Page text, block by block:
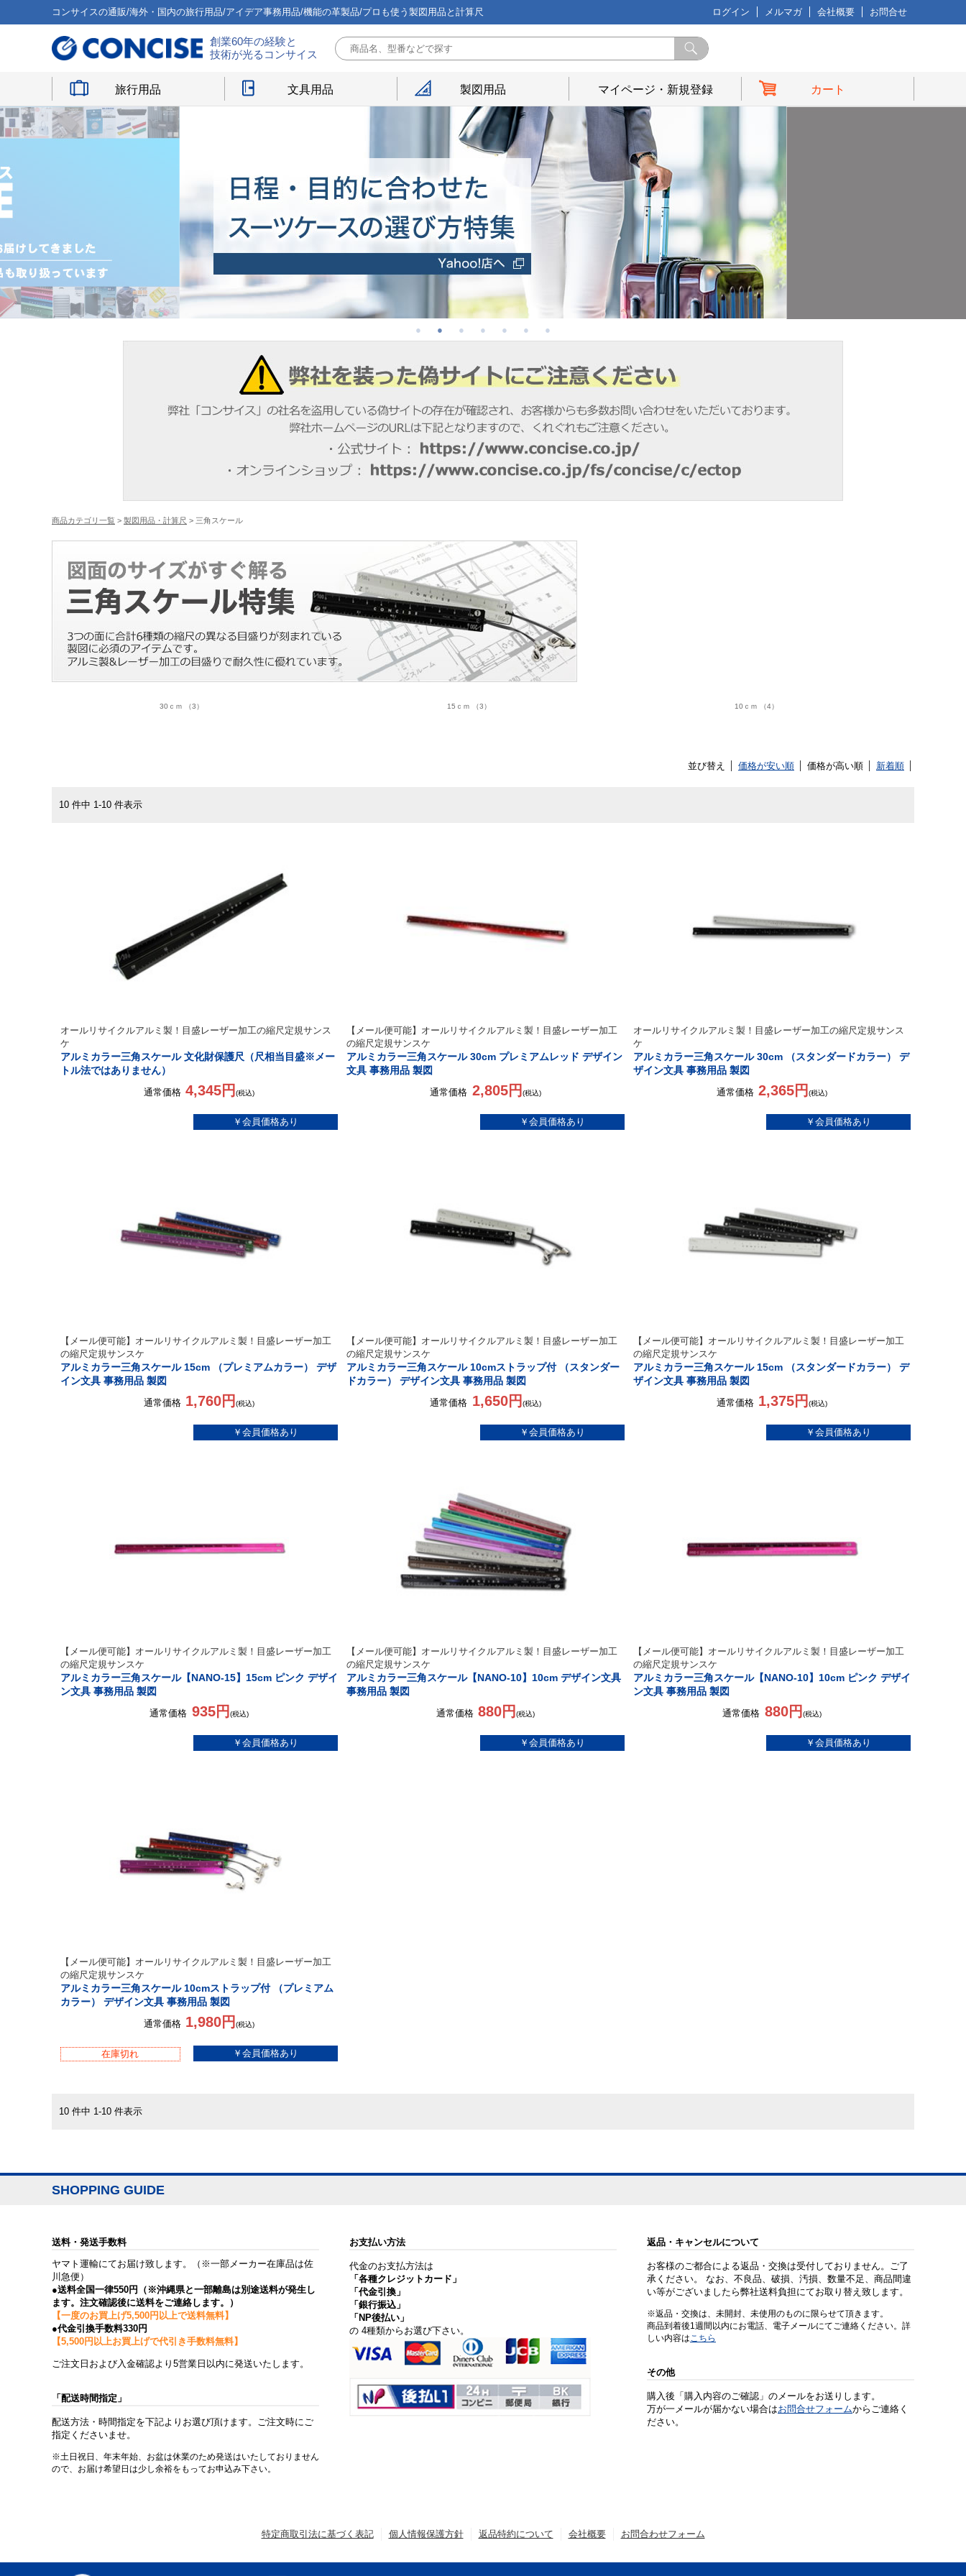
コンサイスの通販/海外・国内の旅行用品/アイデア事務用品/機能の革製品/プロも使う製図用品と計算尺 ログイン メルマガ 会社概要 お問合せ
創業60年の経験と
技術が光るコンサイス
旅行用品 文具用品 製図用品 マイページ・新規登録 カート
商品カテゴリ一覧 > 製図用品・計算尺 > 三角スケール
30ｃｍ （3） 15ｃｍ （3） 10ｃｍ （4）
並び替え 価格が安い順 価格が高い順 新着順
10 件中 1-10 件表示
オールリサイクルアルミ製！目盛レーザー加工の縮尺定規サンス
ケ
アルミカラー三角スケール 文化財保護尺（尺相当目盛※メー
トル法ではありません）
通常価格 4,345円(税込)
【メール便可能】オールリサイクルアルミ製！目盛レーザー加工
の縮尺定規サンスケ
アルミカラー三角スケール 30cm プレミアムレッド デザイン
文具 事務用品 製図
通常価格 2,805円 (税込)
オールリサイクルアルミ製！目盛レーザー加工の縮尺定規サンス
ケ
アルミカラー三角スケール 30cm （スタンダードカラー） デ
ザイン文具 事務用品 製図
通常価格 2,365円(税込)
【メール便可能】オールリサイクルアルミ製！目盛レーザー加工
の縮尺定規サンスケ
アルミカラー三角スケール 15cm （プレミアムカラー） デザ
イン文具 事務用品 製図
通常価格 1,760円(税込)
【メール便可能】オールリサイクルアルミ製！目盛レーザー加工
の縮尺定規サンスケ
アルミカラー三角スケール 10cmストラップ付 （スタンダー
ドカラー） デザイン文具 事務用品 製図
通常価格 1,650円 (税込)
【メール便可能】オールリサイクルアルミ製！目盛レーザー加工
の縮尺定規サンスケ
アルミカラー三角スケール 15cm （スタンダードカラー） デ
ザイン文具 事務用品 製図
通常価格 1,375円(税込)
【メール便可能】オールリサイクルアルミ製！目盛レーザー加工
の縮尺定規サンスケ
アルミカラー三角スケール【NANO-15】15cm ピンク デザイ
ン文具 事務用品 製図
通常価格 935円 (税込)
【メール便可能】オールリサイクルアルミ製！目盛レーザー加工
の縮尺定規サンスケ
アルミカラー三角スケール【NANO-10】10cm デザイン文具
事務用品 製図
通常価格 880円(税込)
【メール便可能】オールリサイクルアルミ製！目盛レーザー加工
の縮尺定規サンスケ
アルミカラー三角スケール【NANO-10】10cm ピンク デザイ
ン文具 事務用品 製図
通常価格 880円 (税込)
【メール便可能】オールリサイクルアルミ製！目盛レーザー加工
の縮尺定規サンスケ
アルミカラー三角スケール 10cmストラップ付 （プレミアム
カラー） デザイン文具 事務用品 製図
通常価格 1,980円(税込)
在庫切れ
10 件中 1-10 件表示
SHOPPING GUIDE
送料・発送手数料
ヤマト運輸にてお届け致します。（※一部メーカー在庫品は佐
川急便）
●送料全国一律550円（※沖縄県と一部離島は別途送料が発生し
ます。注文確認後に送料をご連絡します。）
【一度のお買上げ5,500円以上で送料無料】
●代金引換手数料330円
【5,500円以上お買上げで代引き手数料無料】
ご注文日および入金確認より5営業日以内に発送いたします。
「配送時間指定」
配送方法・時間指定を下記よりお選び頂けます。ご注文時にご
指定くださいませ。
※土日祝日、年末年始、お盆は休業のため発送はいたしておりません
ので、お届け希望日は少し余裕をもってお申込み下さい。
お支払い方法
代金のお支払方法は
「各種クレジットカード」
「代金引換」
「銀行振込」
「NP後払い」
の 4種類からお選び下さい。
返品・キャンセルについて
お客様のご都合による返品・交換は受付しておりません。ご了
承ください。 なお、不良品、破損、汚損、数量不足、商品間違
い等がございましたら弊社送料負担にてお取り替え致します。
※返品・交換は、未開封、未使用のものに限らせて頂きます。
商品到着後1週間以内にお電話、電子メールにてご連絡ください。詳
しい内容はこちら
その他
購入後「購入内容のご確認」のメールをお送りします。
万が一メールが届かない場合はお問合せフォームからご連絡く
ださい。
特定商取引法に基づく表記 個人情報保護方針 返品特約について 会社概要 お問合わせフォーム